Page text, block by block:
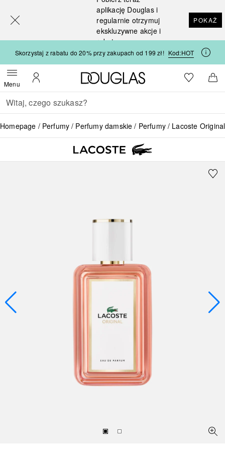
aplikację Douglas i
regularnie otrzymuj
ekskluzywne akcje i
rabaty
POKAŻ
Skorzystaj z rabatu do 20% przy zakupach od 199 zł! Kod:HOT
MenuOtwórz menuMoje konto
Strona główna Douglas
Do listyDo
Wracać
Wykonaj wyszukiwanie
Homepage Perfumy Perfumy damskie Perfumy Lacoste
[navigation.slideout.screenreader]